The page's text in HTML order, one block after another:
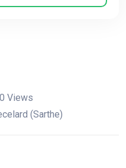
Views
(Sarthe)